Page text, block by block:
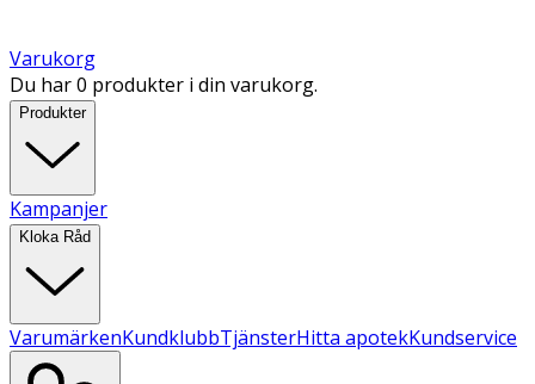
Varukorg
Du har 0 produkter i din varukorg.
Produkter
Kampanjer
Kloka Råd
VarumärkenKundklubbTjänsterHitta apotekKundservice